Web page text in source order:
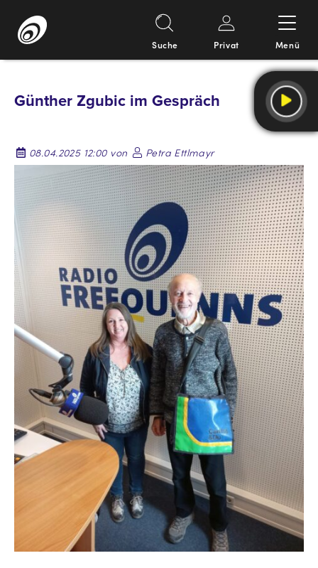
Inhalt
Suche Privat Menü
Günther Zgubic im Gespräch
08.04.2025 12:00 von Petra Ettlmayr